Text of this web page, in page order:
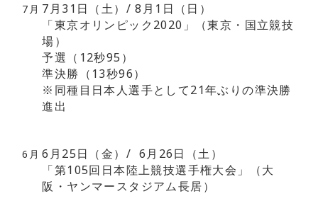
7月 7月31日（土）/ 8月1日（日）
「東京オリンピック2020」（東京・国立競技
場）
予選（12秒95）
準決勝（13秒96）
※同種目日本人選手として21年ぶりの準決勝
進出
6月 6月25日（金）/ 6月26日（土）
「第105回日本陸上競技選手権大会」（大
阪・ヤンマースタジアム長居）